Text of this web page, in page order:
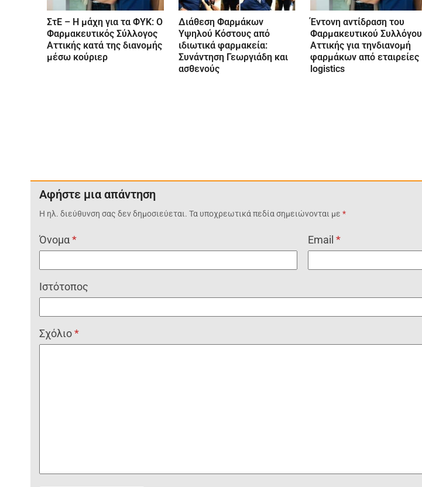
ΣτΕ – Η μάχη για τα ΦΥΚ: Ο
Φαρμακευτικός Σύλλογος
Αττικής κατά της διανομής
μέσω κούριερ
Διάθεση Φαρμάκων
Υψηλού Κόστους από
ιδιωτικά φαρμακεία:
Συνάντηση Γεωργιάδη και
ασθενούς
Έντονη αντίδραση του
Φαρμακευτικού Συλλόγου
Αττικής για τηνδιανομή
φαρμάκων από εταιρείες
logistics
Αφήστε μια απάντηση
Η ηλ. διεύθυνση σας δεν δημοσιεύεται. Τα υποχρεωτικά πεδία σημειώνονται με*
Όνομα* Email*
Ιστότοπος
Σχόλιο*